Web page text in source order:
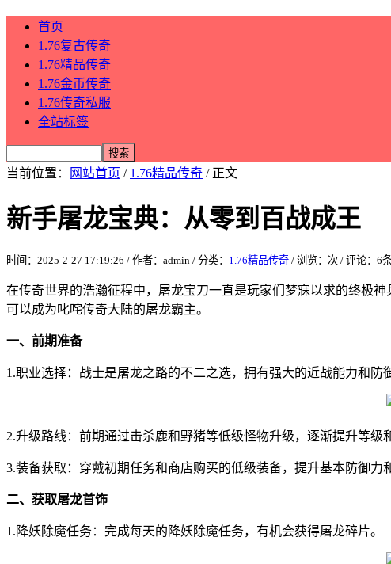
首页
1.76复古传奇
1.76精品传奇
1.76金币传奇
1.76传奇私服
全站标签
当前位置： 网站首页 / 1.76精品传奇 / 正文
新手屠龙宝典：从零到百战成王
时间：2025-2-27 17:19:26 / 作者：admin / 分类： 1.76精品传奇 / 浏览： 次 / 评论：6
在传奇世界的浩瀚征程中，屠龙宝刀一直是玩家们梦寐以求的终极
可以成为叱咤传奇大陆的屠龙霸主。
一、前期准备
1.职业选择：战士是屠龙之路的不二之选，拥有强大的近战能力和防
2.升级路线：前期通过击杀鹿和野猪等低级怪物升级，逐渐提升等级
3.装备获取：穿戴初期任务和商店购买的低级装备，提升基本防御力
二、获取屠龙首饰
1.降妖除魔任务：完成每天的降妖除魔任务，有机会获得屠龙碎片。